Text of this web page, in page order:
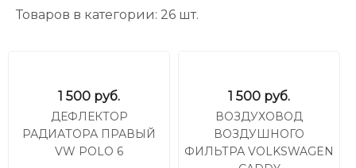
Товаров в категории: 26 шт.
1 500 руб.
ДЕФЛЕКТОР
РАДИАТОРА ПРАВЫЙ
VW POLO 6
1 500 руб.
ВОЗДУХОВОД
ВОЗДУШНОГО
ФИЛЬТРА VOLKSWAGEN